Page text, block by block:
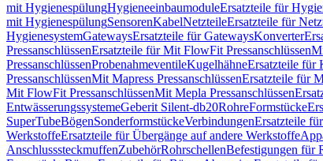
mit HygienespülungHygieneeinbaumoduleErsatzteile für
mit HygienespülungSensorenKabelNetzteileErsatzteile für
HygienesystemGatewaysErsatzteile für GatewaysKonverter
PressanschlüssenErsatzteile für Mit FlowFit Pressanschlüssen
PressanschlüssenProbenahmeventileKugelhähneErsatzteile für
PressanschlüssenMit Mapress PressanschlüssenErsatzteile für
Mit FlowFit PressanschlüssenMit Mepla Pressanschlüssen
EntwässerungssystemeGeberit Silent-db20RohreFormstücke
SuperTubeBögenSonderformstückeVerbindungenErsatzteile
WerkstoffeErsatzteile für Übergänge auf andere Werkstoffe
AnschlusssteckmuffenZubehörRohrschellenBefestigungen für